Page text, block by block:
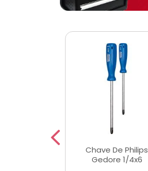
Chave De Philips
Gedore 1/4x6